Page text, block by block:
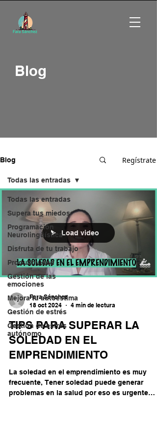
Blog
Blog Regístrate
Todas las entradas
Supera tus miedos
Programación
Neurolingüística
Disfruta de tu trabajo
Productividad
Gestión de las
emociones
Mejora tu autoestima
Gestión de estrés
Gestion de estrés
autónomo
Todas las entradas
Load video
Fara Sánchez
18 oct 2024
4 min de lectura
TIPS PARA SUPERAR LA
SOLEDAD EN EL
EMPRENDIMIENTO
La soledad en el emprendimiento es muy
frecuente, Tener soledad puede generar
problemas en la salud por eso es urgente